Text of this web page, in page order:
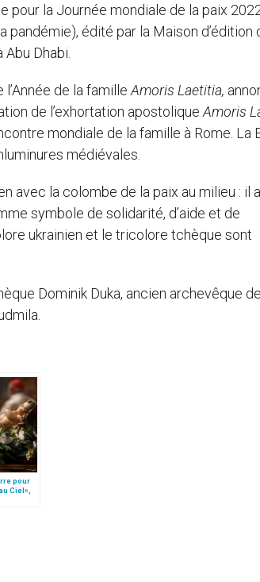
la Journée mondiale de la paix
pandémie), édité par la Maison d’édition
Dhabi.
de la famille Amoris Laetitia,
de l’exhortation apostolique Amoris
mondiale de la famille à Rome. La
médiévales.
avec la colombe de la paix au milieu : il
symbole de solidarité, d’aide et de
ukrainien et le tricolore tchèque sont
Dominik Duka, ancien archevêque
pour
Ciel»,